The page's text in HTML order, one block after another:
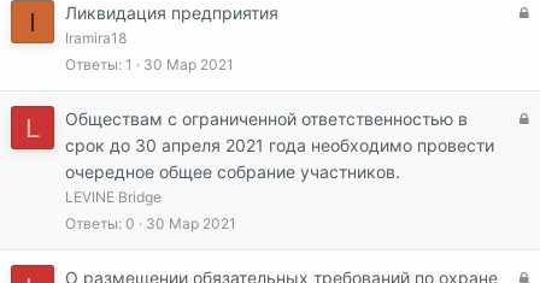
I
З
Ликвидация предприятия
Iramira18
Ответы 1 30 Мар 2021
L
З
Обществам с ограниченной ответственностью в
срок до 30 апреля 2021 года необходимо провести
очередное общее собрание участников.
LEVINE Bridge
Ответы 0 30 Мар 2021
З
О размещении обязательных требований по охране